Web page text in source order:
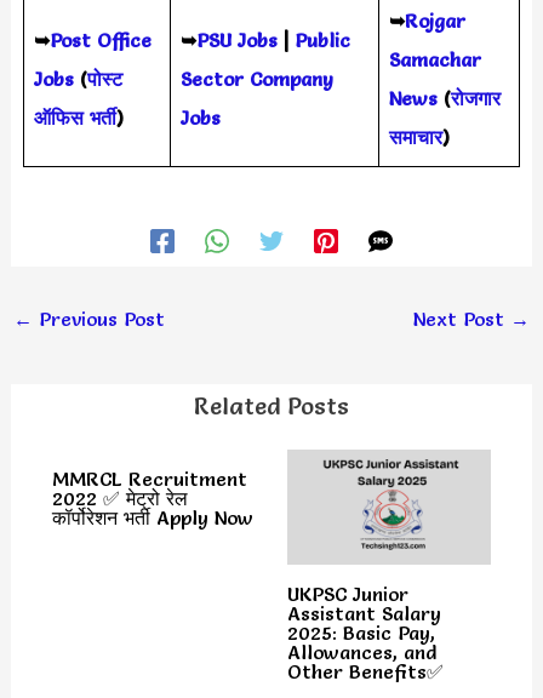
➥Post Office
Jobs(पोस्ट
ऑफिस भर्ती)
➥PSU Jobs| Public
Sector Company
Jobs
➥Rojgar
Samachar
News(रोजगार
समाचार)
← Previous Post Next Post →
Related Posts
MMRCL Recruitment
2022 ✅ मेट्रो रेल
कॉर्पोरेशन भर्ती Apply Now
UKPSC Junior
Assistant Salary
2025: Basic Pay,
Allowances, and
Other Benefits✅